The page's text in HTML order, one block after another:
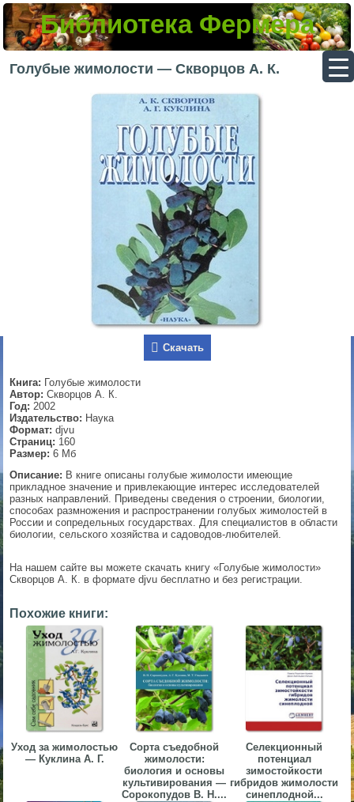
Библиотека Фермера
Голубые жимолости — Скворцов А. К.
Скачать
Книга: Голубые жимолости
Автор: Скворцов А. К.
Год: 2002
Издательство: Наука
Формат: djvu
Страниц: 160
Размер: 6 Мб
Описание: В книге описаны голубые жимолости имеющие
прикладное значение и привлекающие интерес исследователей
разных направлений. Приведены сведения о строении, биологии,
способах размножения и распространении голубых жимолостей в
России и сопредельных государствах. Для специалистов в области
биологии, сельского хозяйства и садоводов-любителей.
На нашем сайте вы можете скачать книгу «Голубые жимолости»
Скворцов А. К. в формате djvu бесплатно и без регистрации.
Похожие книги:
Уход за жимолостью
— Куклина А. Г.
Сорта съедобной
жимолости:
биология и основы
культивирования —
Сорокопудов В. Н....
Селекционный
потенциал
зимостойкости
гибридов жимолости
синеплодной...
▼
▼
▼
▼
▼
▼